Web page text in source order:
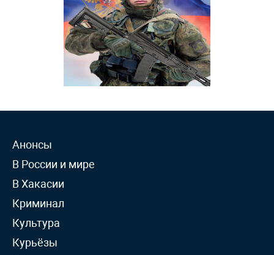
Анонсы
В России и мире
В Хакасии
Криминал
Культура
Курьёзы